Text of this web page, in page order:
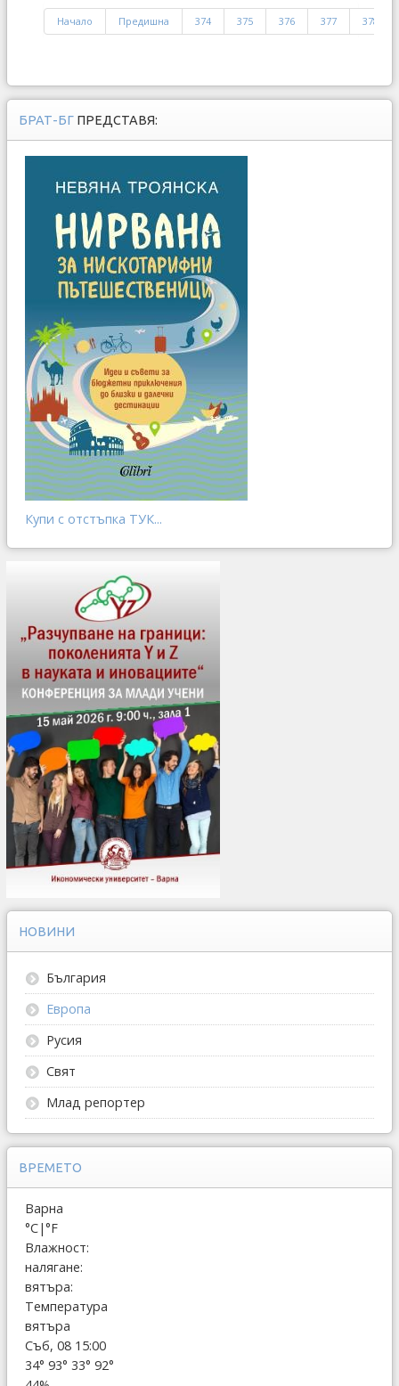
Начало Предишна 374 375 376 377 378
БРАТ-БГ ПРЕДСТАВЯ:
Купи с отстъпка ТУК...
НОВИНИ
България
Европа
Русия
Свят
Млад репортер
ВРЕМЕТО
Варна
°C|°F
Влажност:
налягане:
вятъра:
Температура
вятъра
Съб, 08 15:00
34° 93° 33° 92°